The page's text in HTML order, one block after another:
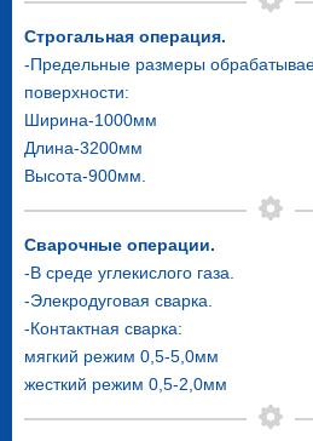
Строгальная операция.
-Предельные размеры
поверхности:
Ширина-1000мм
Длина-3200мм
Высота-900мм.
Сварочные операции.
-В среде углекислого газа.
-Элекродуговая сварка.
-Контактная сварка:
мягкий режим 0,5-5,0мм
жесткий режим 0,5-2,0мм